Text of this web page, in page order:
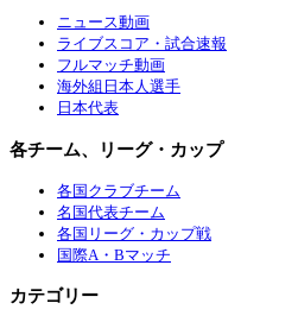
ニュース動画
ライブスコア・試合速報
フルマッチ動画
海外組日本人選手
日本代表
各チーム、リーグ・カップ
各国クラブチーム
名国代表チーム
各国リーグ・カップ戦
国際A・Bマッチ
カテゴリー